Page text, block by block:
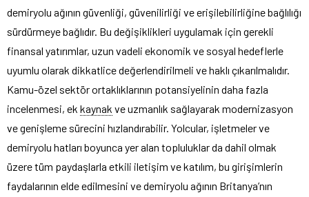
demiryolu ağının güvenliği, güvenilirliği ve erişilebilirliğine bağlılığı
sürdürmeye bağlıdır. Bu değişiklikleri uygulamak için gerekli
finansal yatırımlar, uzun vadeli ekonomik ve sosyal hedeflerle
uyumlu olarak dikkatlice değerlendirilmeli ve haklı çıkarılmalıdır.
Kamu-özel sektör ortaklıklarının potansiyelinin daha fazla
incelenmesi, ek kaynak ve uzmanlık sağlayarak modernizasyon
ve genişleme sürecini hızlandırabilir. Yolcular, işletmeler ve
demiryolu hatları boyunca yer alan topluluklar da dahil olmak
üzere tüm paydaşlarla etkili iletişim ve katılım, bu girişimlerin
faydalarının elde edilmesini ve demiryolu ağının Britanya’nın